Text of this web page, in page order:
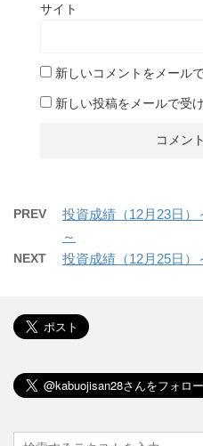
サイト
新しいコメントをメール
新しい投稿をメールで受
PREV
投資成績（12月23日）
～
NEXT 投資成績（12月25日）